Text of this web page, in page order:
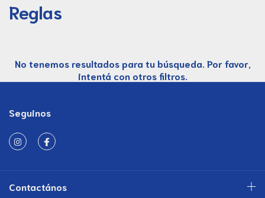
Reglas
No tenemos resultados para tu búsqueda. Por favor,
intentá con otros filtros.
Seguinos
Contactános